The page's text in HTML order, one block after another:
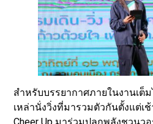
สำหรับบรรยากาศภายในงานเต็
เหล่านั่งวิ่งที่มารวมตัวกันตั้งแต่เ